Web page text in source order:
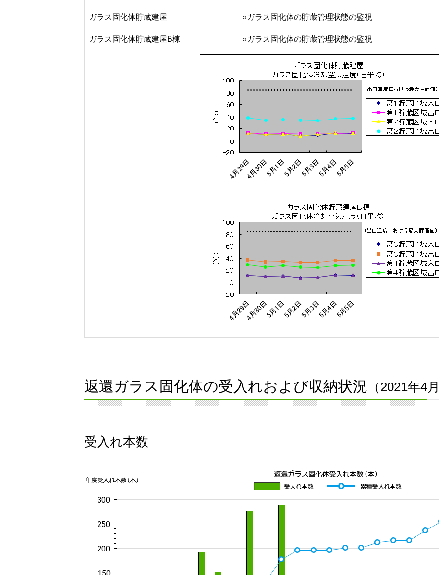
ガラス固化体貯蔵建屋 ○ガラス固化体の貯蔵管理状態の監視
ガラス固化体貯蔵建屋B棟 ○ガラス固化体の貯蔵管理状態の監視
返還ガラス固化体の受入れおよび収納状況 （2021年4
受入れ本数